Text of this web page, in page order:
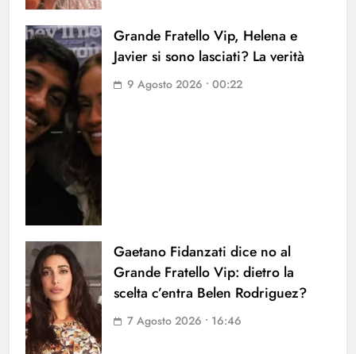
Grande Fratello Vip, Helena e
Javier si sono lasciati? La verità
9 Agosto 2026 • 00:22
Gaetano Fidanzati dice no al
Grande Fratello Vip: dietro la
scelta c’entra Belen Rodriguez?
7 Agosto 2026 • 16:46